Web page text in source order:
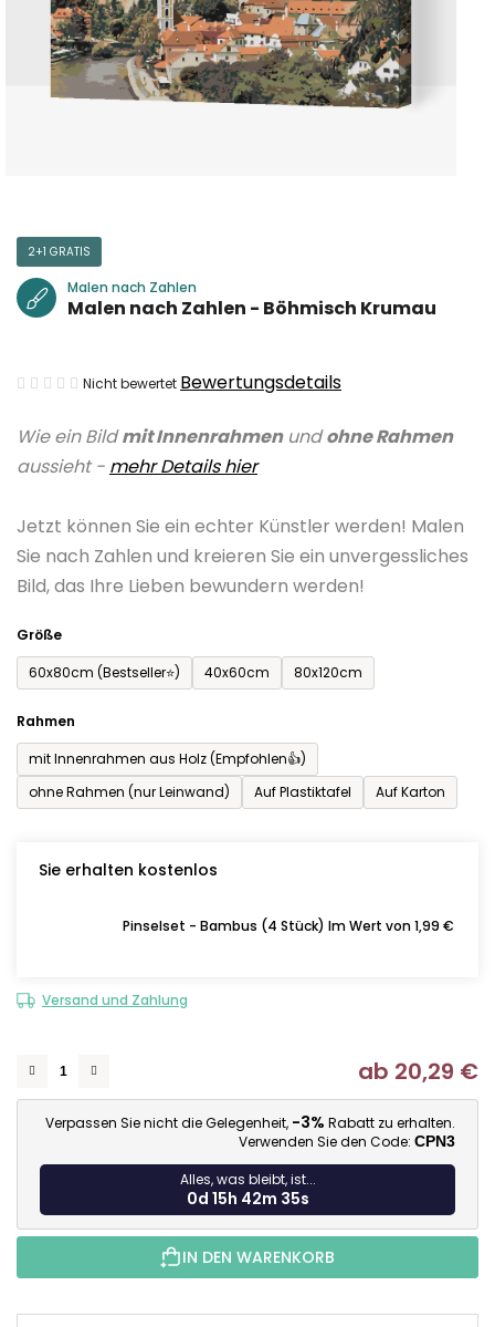
Wie ein Bildmit Innenrahmenundohne Rahmen
aussieht - mehr Details hier
Jetzt können Sie ein echter Künstler werden! Malen
Sie nach Zahlen und kreieren Sie ein unvergessliches
Bild, das Ihre Lieben bewundern werden!
Größe
60x80cm (Bestseller⭐)
40x60cm 80x120cm
Rahmen
mit Innenrahmen aus Holz (Empfohlen👍)
ohne Rahmen (nur Leinwand)
Auf Plastiktafel Auf Karton
Sie erhalten kostenlos
Pinselset - Bambus (4 Stück) Im Wert von 1,99 €
Versand und Zahlung
ab 20,29 €
Verpassen Sie nicht die Gelegenheit, -3% Rabatt zu erhalten.
Verwenden Sie den Code: CPN3
Alles, was bleibt, ist...
0d 15h 42m 35s
IN DEN WARENKORB
2+1 GRATIS
Malen nach Zahlen
Malen nach Zahlen - Böhmisch Krumau
Die
Produktbewertung
ist
von
5
Sternen.
Nicht bewertet Bewertungsdetails